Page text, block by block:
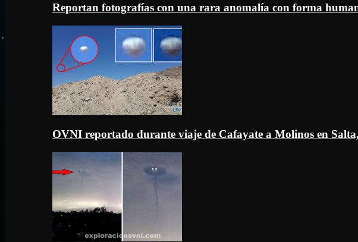
Reportan fotografías con una rara anomalía con forma
OVNI reportado durante viaje de Cafayate a Molinos en